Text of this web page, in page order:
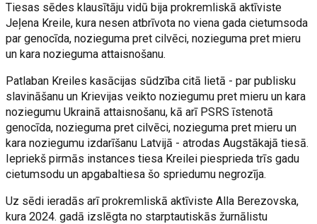
Tiesas sēdes klausītāju vidū bija prokremliskā aktīviste
Jeļena Kreile, kura nesen atbrīvota no viena gada cietumsoda
par genocīda, nozieguma pret cilvēci, nozieguma pret mieru
un kara nozieguma attaisnošanu.
Patlaban Kreiles kasācijas sūdzība citā lietā - par publisku
slavināšanu un Krievijas veikto noziegumu pret mieru un kara
noziegumu Ukrainā attaisnošanu, kā arī PSRS īstenotā
genocīda, nozieguma pret cilvēci, nozieguma pret mieru un
kara noziegumu izdarīšanu Latvijā - atrodas Augstākajā tiesā.
Iepriekš pirmās instances tiesa Kreilei piesprieda trīs gadu
cietumsodu un apgabaltiesa šo spriedumu negrozīja.
Uz sēdi ieradās arī prokremliskā aktīviste Alla Berezovska,
kura 2024. gadā izslēgta no starptautiskās žurnālistu